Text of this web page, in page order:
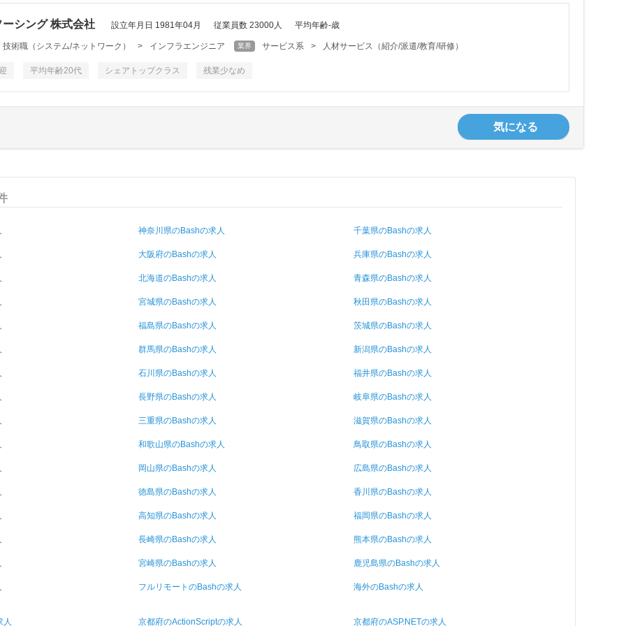
シング 株式会社 設立年月日 1981年04月 従業員数 23000人 平均年齢-歳
術職（システム/ネットワーク） > インフラエンジニア 業界 サービス系 > 人材サービス（紹介/派遣/教育/研修）
平均年齢20代 シェアトップクラス 残業少なめ
気になる
神奈川県のBashの求人 千葉県のBashの求人
大阪府のBashの求人 兵庫県のBashの求人
北海道のBashの求人 青森県のBashの求人
宮城県のBashの求人 秋田県のBashの求人
福島県のBashの求人 茨城県のBashの求人
群馬県のBashの求人 新潟県のBashの求人
石川県のBashの求人 福井県のBashの求人
長野県のBashの求人 岐阜県のBashの求人
三重県のBashの求人 滋賀県のBashの求人
和歌山県のBashの求人 鳥取県のBashの求人
岡山県のBashの求人 広島県のBashの求人
徳島県のBashの求人 香川県のBashの求人
高知県のBashの求人 福岡県のBashの求人
長崎県のBashの求人 熊本県のBashの求人
宮崎県のBashの求人 鹿児島県のBashの求人
フルリモートのBashの求人 海外のBashの求人
人 京都府のActionScriptの求人 京都府のASP.NETの求人